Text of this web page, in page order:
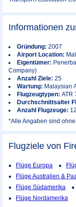
Informationen
Gründung: 2007
Airport Location:
Eigentümer:
Company)
Anzahl Ziele: 25
Wartung: Malaysian
Flugzeugtypen: ATR
Durchschnittsalter
Anzahl Flugzeuge: 12
*Alle Angaben sind
Flugziele von
Flüge Europa
Flüge Australien &
Flüge Südamerika
Flüge Nordamerika